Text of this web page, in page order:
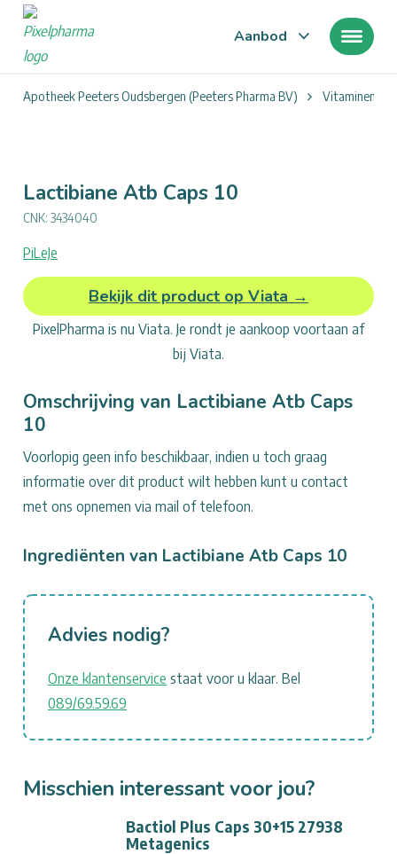
Aanbod
Je
Apotheek Peeters Oudsbergen (Peeters Pharma BV) Vitaminen &
Lactibiane Atb Caps 10
CNK: 3434040
PiLeJe
Opties
voor
Lactibiane
10
frontend.regions.add_to_cart_description
Bekijk dit product op Viata →
PixelPharma is nu Viata. Je rondt je aankoop voortaan af
bij Viata.
Omschrijving van Lactibiane Atb Caps
10
Voorlopig geen info beschikbaar, indien u toch graag
informatie over dit product wilt hebben kunt u contact
met ons opnemen via mail of telefoon.
Ingrediënten van Lactibiane Atb Caps 10
Advies nodig?
Onze klantenservice staat voor u klaar. Bel
089/69.59.69
Misschien interessant voor jou?
Bactiol Plus Caps 30+15 27938
Metagenics